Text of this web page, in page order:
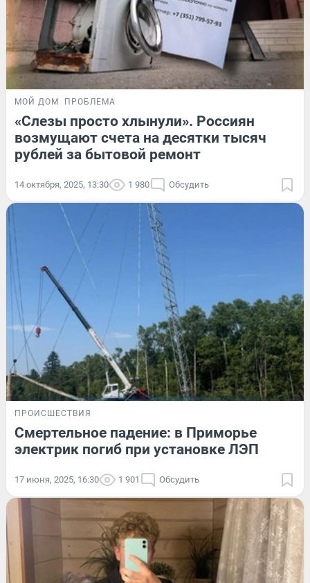
МОЙ ДОМ ПРОБЛЕМА
«Слезы просто хлынули». Россиян
возмущают счета на десятки тысяч
рублей за бытовой ремонт
14 октября, 2025, 13:30 1 980 Обсудить
ПРОИСШЕСТВИЯ
Смертельное падение: в Приморье
электрик погиб при установке ЛЭП
17 июня, 2025, 16:30 1 901 Обсудить